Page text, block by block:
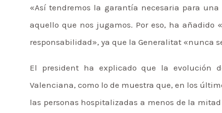
«Así tendremos la garantía necesaria para
aquello que nos jugamos. Por eso, ha añadido
responsabilidad», ya que la Generalitat «nunca
El president ha explicado que la evolución
Valenciana, como lo de muestra que, en los
las personas hospitalizadas a menos de la